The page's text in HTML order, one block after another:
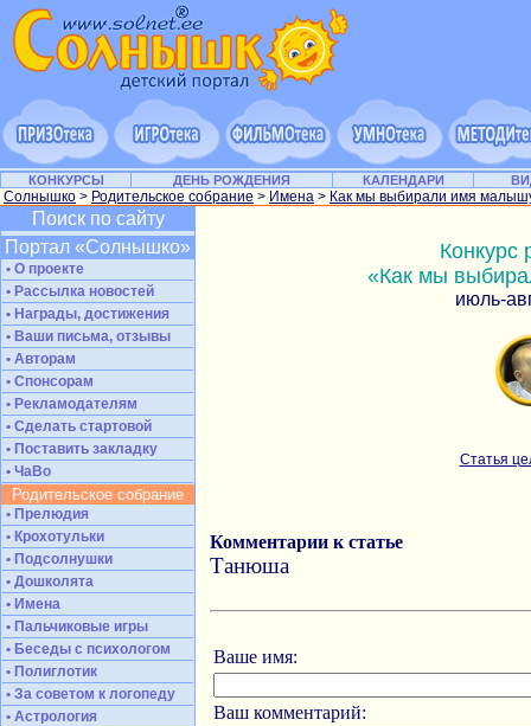
КОНКУРСЫ ДЕНЬ РОЖДЕНИЯ КАЛЕНДАРИ
Солнышко > Родительское собрание > Имена > Как мы выбирали имя
Поиск по сайту
Портал «Солнышко»
• О проекте
• Рассылка новостей
• Награды, достижения
• Ваши письма, отзывы
• Авторам
• Спонсорам
• Рекламодателям
• Сделать стартовой
• Поставить закладку
• ЧаВо
Родительское собрание
• Прелюдия
• Крохотульки
• Подсолнушки
• Дошколята
• Имена
• Пальчиковые игры
• Беседы с психологом
• Полиглотик
• За советом к логопеду
• Астрология
Конкурс
«Как мы
июль-
Cтатья
Комментарии к статье
Танюша
Ваше имя:
Ваш комментарий: